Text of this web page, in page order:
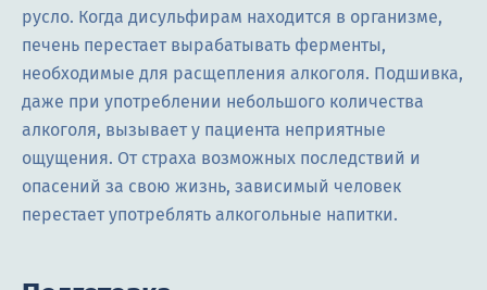
русло. Когда дисульфирам находится в организме,
печень перестает вырабатывать ферменты,
необходимые для расщепления алкоголя. Подшивка,
даже при употреблении небольшого количества
алкоголя, вызывает у пациента неприятные
ощущения. От страха возможных последствий и
опасений за свою жизнь, зависимый человек
перестает употреблять алкогольные напитки.